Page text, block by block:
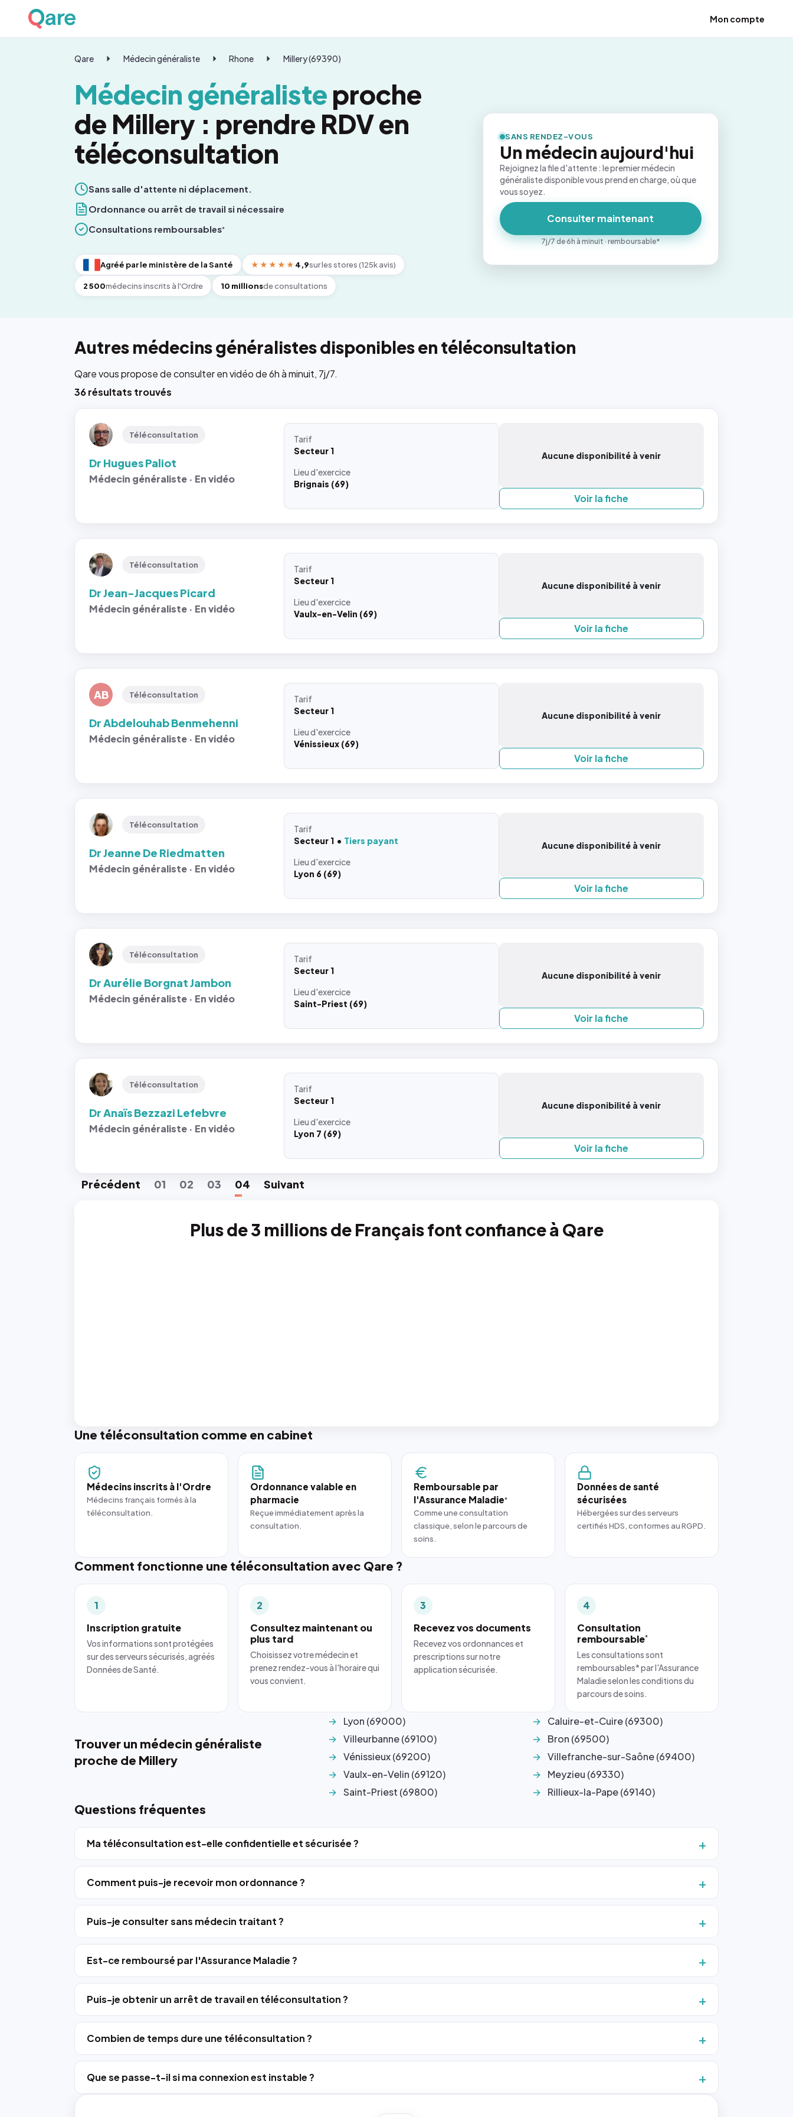
Mon compte
Qare Médecin généraliste Rhone Millery (69390)
Médecin généralisteproche
de Millery : prendre RDV en
téléconsultation
Sans salle d'attente ni déplacement.
Ordonnance ou arrêt de travail si nécessaire
Consultations remboursables*
Agréé par le ministère de la Santé ★★★★★ 4,9sur les stores (125k avis)
2 500médecins inscrits à l'Ordre 10 millionsde consultations
SANS RENDEZ-VOUS
Un médecin aujourd'hui
Rejoignez la file d'attente : le premier médecin
généraliste disponible vous prend en charge, où que
vous soyez.
Consulter maintenant
7j/7 de 6h à minuit · remboursable*
Autres médecins généralistes disponibles en téléconsultation
Qare vous propose de consulter en vidéo de 6h à minuit, 7j/7.
36 résultats trouvés
Téléconsultation
Dr Hugues Paliot
Médecin généraliste · En vidéo
Tarif
Secteur 1
Lieud'exercice
Brignais (69)
Aucune disponibilité à venir
Voir la fiche
Téléconsultation
Dr Jean-Jacques Picard
Médecin généraliste · En vidéo
Tarif
Secteur 1
Lieud'exercice
Vaulx-en-Velin (69)
Aucune disponibilité à venir
Voir la fiche
AB Téléconsultation
Dr Abdelouhab Benmehenni
Médecin généraliste · En vidéo
Tarif
Secteur 1
Lieud'exercice
Vénissieux (69)
Aucune disponibilité à venir
Voir la fiche
Téléconsultation
Dr Jeanne De Riedmatten
Médecin généraliste · En vidéo
Tarif
Secteur 1
Tiers payant
Lieud'exercice
Lyon 6 (69)
Aucune disponibilité à venir
Voir la fiche
Téléconsultation
Dr Aurélie Borgnat Jambon
Médecin généraliste · En vidéo
Tarif
Secteur 1
Lieud'exercice
Saint-Priest (69)
Aucune disponibilité à venir
Voir la fiche
Téléconsultation
Dr Anaïs Bezzazi Lefebvre
Médecin généraliste · En vidéo
Tarif
Secteur 1
Lieud'exercice
Lyon 7 (69)
Aucune disponibilité à venir
Voir la fiche
Précédent 01 02 03 04 Suivant
Plus de 3 millions de Français font confiance à Qare
Une téléconsultation comme en cabinet
Médecins inscrits à l'Ordre
Médecins français formés à la
téléconsultation.
Ordonnance valable en
pharmacie
Reçue immédiatement après la
consultation.
Remboursable par
l'Assurance Maladie*
Comme une consultation
classique, selon le parcours de
soins.
Données de santé
sécurisées
Hébergées sur des serveurs
certifiés HDS, conformes au RGPD.
Comment fonctionne une téléconsultation avec Qare ?
1
Inscription gratuite
Vos informations sont protégées
sur des serveurs sécurisés, agréés
Données de Santé.
2
Consultez maintenant ou
plus tard
Choisissez votre médecin et
prenez rendez-vous à l'horaire qui
vous convient.
3
Recevez vos documents
Recevez vos ordonnances et
prescriptions sur notre
application sécurisée.
4
Consultation
remboursable*
Les consultations sont
remboursables* par l'Assurance
Maladie selon les conditions du
parcours de soins.
Trouver un médecin généraliste
proche de Millery
Lyon (69000)
Villeurbanne (69100)
Vénissieux (69200)
Vaulx-en-Velin (69120)
Saint-Priest (69800)
Caluire-et-Cuire (69300)
Bron (69500)
Villefranche-sur-Saône (69400)
Meyzieu (69330)
Rillieux-la-Pape (69140)
Questions fréquentes
Ma téléconsultation est-elle confidentielle et sécurisée ?
Comment puis-je recevoir mon ordonnance ?
Puis-je consulter sans médecin traitant ?
Est-ce remboursé par l'Assurance Maladie ?
Puis-je obtenir un arrêt de travail en téléconsultation ?
Combien de temps dure une téléconsultation ?
Que se passe-t-il si ma connexion est instable ?